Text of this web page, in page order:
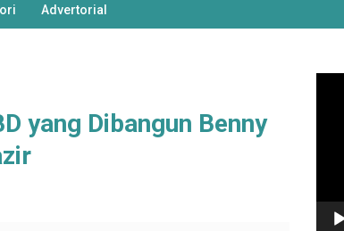
Advertorial
yang Dibangun Benny